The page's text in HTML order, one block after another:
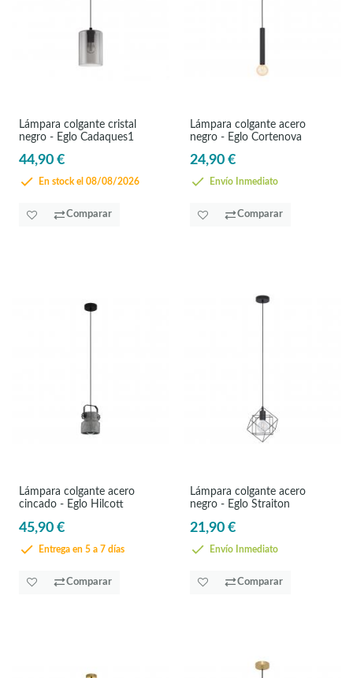
Lámpara colgante cristal
negro - Eglo Cadaques1
44,90 €
En stock el 08/08/2026
Comparar
Lámpara colgante acero
negro - Eglo Cortenova
24,90 €
Envío Inmediato
Comparar
Lámpara colgante acero
cincado - Eglo Hilcott
45,90 €
Entrega en 5 a 7 días
Comparar
Lámpara colgante acero
negro - Eglo Straiton
21,90 €
Envío Inmediato
Comparar